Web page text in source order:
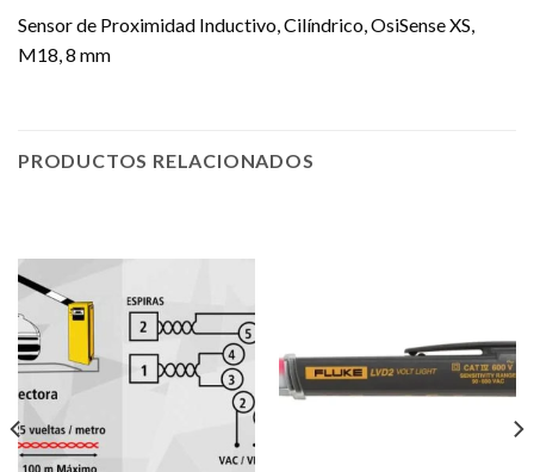
Sensor de Proximidad Inductivo, Cilíndrico, OsiSense XS,
M18, 8 mm
PRODUCTOS RELACIONADOS